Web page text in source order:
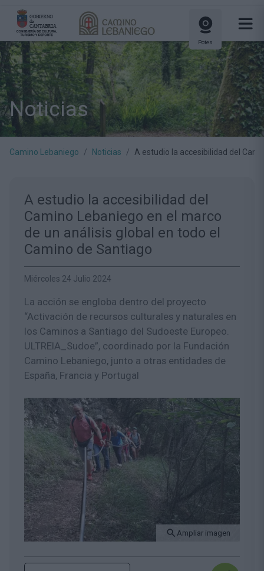
Potes
Noticias
Camino Lebaniego Noticias A estudio la accesibilidad del
A estudio la accesibilidad del
Camino Lebaniego en el marco
de un análisis global en todo el
Camino de Santiago
Miércoles 24 Julio 2024
La acción se engloba dentro del proyecto
“Activación de recursos culturales y naturales en
los Caminos a Santiago del Sudoeste Europeo.
ULTREIA_Sudoe”, coordinado por la Fundación
Camino Lebaniego, junto a otras entidades de
España, Francia y Portugal
Ampliar imagen